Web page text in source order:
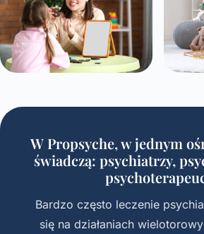
W Propsyche, w jednym
świadczą: psychiatrzy,
Bardzo często leczenie
się na działaniach